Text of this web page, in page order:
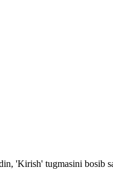
'Kirish' tugmasini bosib